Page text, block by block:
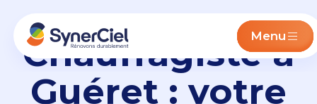
Menu
Chauffagiste à
Guéret : votre